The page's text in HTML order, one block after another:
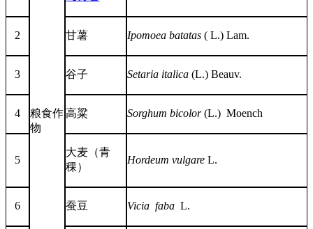
粮食作
物
2 甘薯 Ipomoea batatas( L.) Lam.
3 谷子 Setaria italica(L.) Beauv.
4 高粱 Sorghum bicolor(L.) Moench
5
大麦（青
稞）
Hordeum vulgare L.
6 蚕豆 Vicia faba L.